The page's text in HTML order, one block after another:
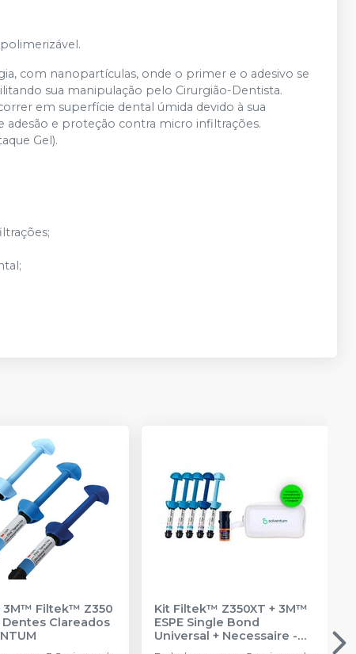
com nanopartículas, onde o primer e o adesivo se
sua manipulação pelo Cirurgião-Dentista.
em superfície dental úmida devido à sua
e proteção contra micro infiltrações.
Gel).
3M™ Filtek™ Z350
Dentes Clareados
Kit Filtek™ Z350XT + 3M™
ESPE Single Bond
Universal + Necessaire -
SOLVENTUM